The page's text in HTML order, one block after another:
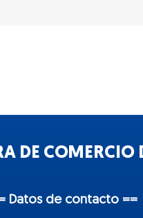
DE COMERCIO
Datos de contacto ==